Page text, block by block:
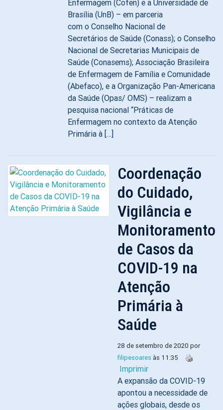
Enfermagem (Cofen) e a Universidade de
Brasília (UnB) – em parceria
com o Conselho Nacional de
Secretários de Saúde (Conass); o Conselho
Nacional de Secretarias Municipais de
Saúde (Conasems); Associação Brasileira
de Enfermagem de Família e Comunidade
(Abefaco), e a Organização Pan-Americana
da Saúde (Opas/ OMS) – realizam a
pesquisa nacional “Práticas de
Enfermagem no contexto da Atenção
Primária à […]
Coordenação
do Cuidado,
Vigilância e
Monitoramento
de Casos da
COVID-19 na
Atenção
Primária à
Saúde
28 de setembro de 2020 por
filipesoares às 11:35
Imprimir
A expansão da COVID-19
apontou a necessidade de
ações globais, desde os